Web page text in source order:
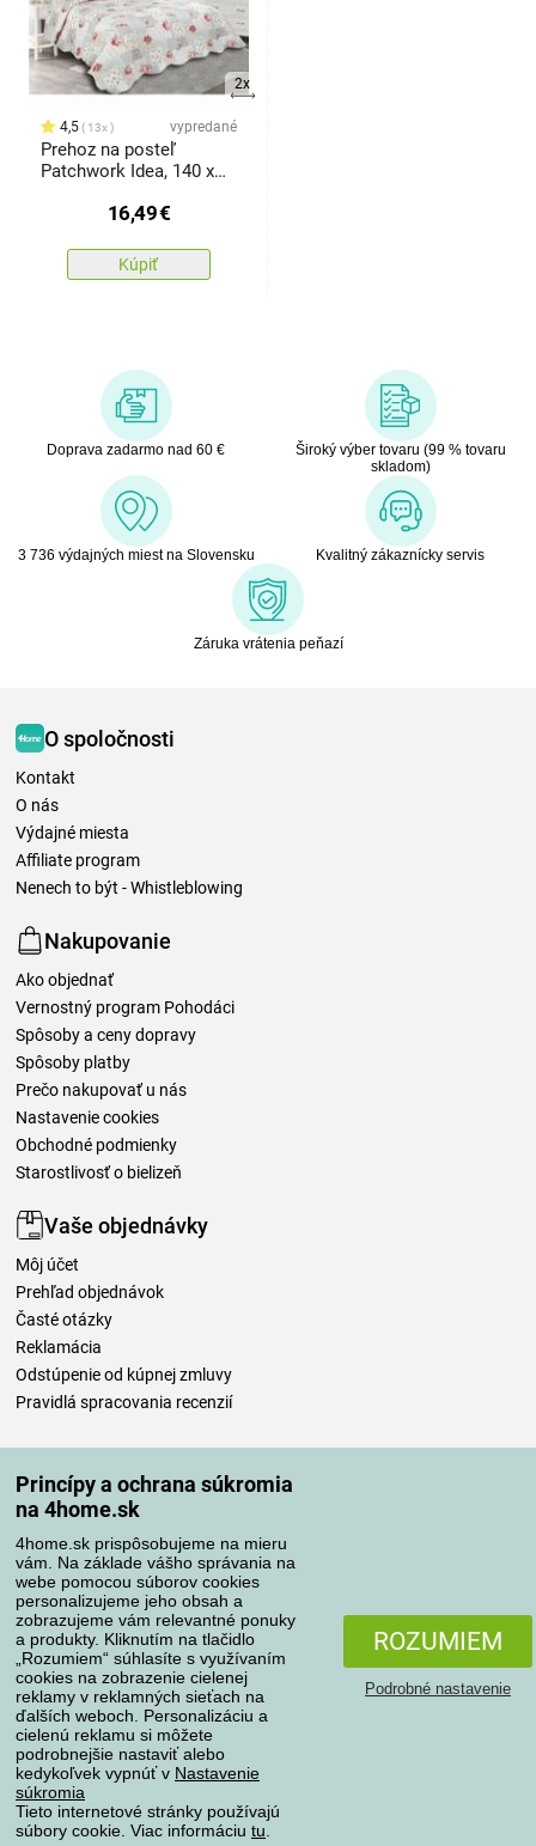
Princípy a ochrana súkromia
na 4home.sk
4home.sk prispôsobujeme na mieru
vám. Na základe vášho správania na
webe pomocou súborov cookies
personalizujeme jeho obsah a
zobrazujeme vám relevantné ponuky
a produkty. Kliknutím na tlačidlo
„Rozumiem“ súhlasíte s využívaním
cookies na zobrazenie cielenej
reklamy v reklamných sieťach na
ďalších weboch. Personalizáciu a
cielenú reklamu si môžete
podrobnejšie nastaviť alebo
kedykoľvek vypnúť v Nastavenie
súkromia
Tieto internetové stránky používajú
súbory cookie. Viac informáciu tu
ROZUMIEM
Podrobné nastavenie
2x
4,5 13x vypredané
Prehoz na posteľ
Patchwork Idea, 140 x
16,49€
Kúpiť
Doprava zadarmo nad 60 €
Široký výber tovaru (99 % tovaru
skladom)
3 736 výdajných miest na Slovensku Kvalitný zákaznícky servis
Záruka vrátenia peňazí
O spoločnosti
Kontakt
O nás
Výdajné miesta
Affiliate program
Nenech to být - Whistleblowing
Nakupovanie
Ako objednať
Vernostný program Pohodáci
Spôsoby a ceny dopravy
Spôsoby platby
Prečo nakupovať u nás
Nastavenie cookies
Obchodné podmienky
Starostlivosť o bielizeň
Vaše objednávky
Môj účet
Prehľad objednávok
Časté otázky
Reklamácia
Odstúpenie od kúpnej zmluvy
Pravidlá spracovania recenzií
Spôsoby platby
Spoľahlivý obchod